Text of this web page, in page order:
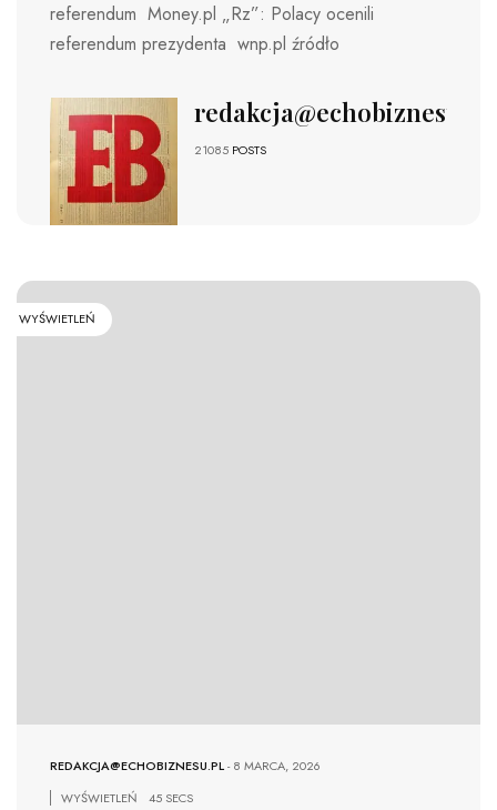
referendum Money.pl „Rz”: Polacy ocenili
referendum prezydenta wnp.pl źródło
redakcja@echobiznesu.pl
21085 POSTS
WYŚWIETLEŃ
REDAKCJA@ECHOBIZNESU.PL-8 MARCA, 2026
WYŚWIETLEŃ
45 SECS